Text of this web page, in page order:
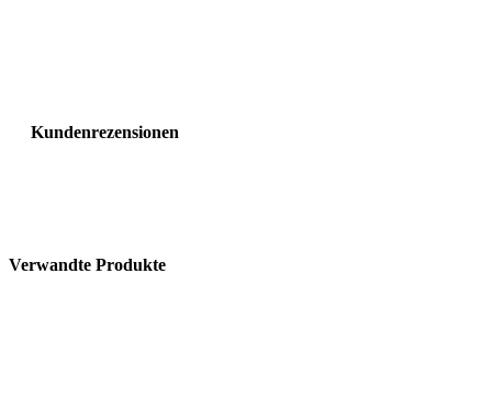
Kundenrezensionen
Verwandte Produkte